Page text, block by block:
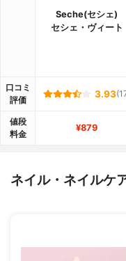
Seche(セシェ)
セシェ・ヴィート
口コミ
評価
3.93
値段
料金
¥879
ネイル・ネイルケ